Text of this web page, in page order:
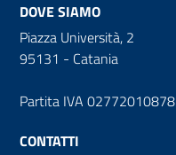
DOVE SIAMO
Piazza Università, 2
95131 - Catania
Partita IVA 02772010878
CONTATTI